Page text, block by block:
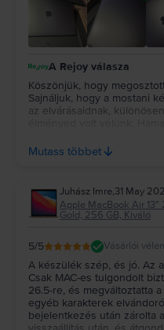
A Rejoy válasza
Köszönjük, hogy
Sajnáljuk, hogy a mostani
az elvárásaidnak,
segítsünk megtalálni a
Mutass többet
Juhász Imre,31 May
Apple MacBook Air 13″
Gold, 256 GB, Kiváló
5/5 Vásárlói
A készülék szép, és jó. Az
Csak MAC-es tulgondolt
26.5-re, és megváltoztatta
egyéb karakterek
bejelentkezés után zárolta